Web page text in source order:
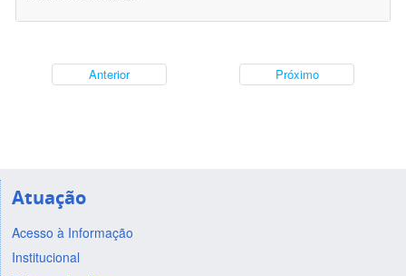
Anterior Próximo
Atuação
Acesso à Informação
Institucional